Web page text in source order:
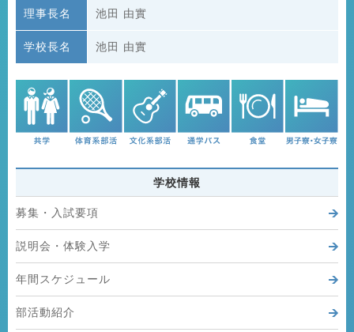
理事長名 池田 由實
学校長名 池田 由實
学校情報
募集・入試要項
説明会・体験入学
年間スケジュール
部活動紹介